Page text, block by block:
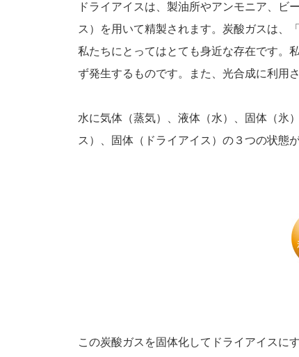
ドライアイスは、製油所やアンモニア、ビ
ス）を用いて精製されます。炭酸ガスは、
私たちにとってはとても身近な存在です。
ず発生するものです。また、光合成に利用
水に気体（蒸気）、液体（水）、固体（氷
ス）、固体（ドライアイス）の３つの状態が
この炭酸ガスを固体化してドライアイスに